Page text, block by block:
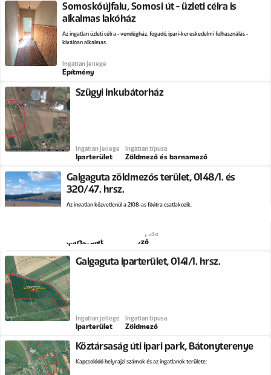
Somoskőújfalu, Somosi út - üzleti célra is
alkalmas lakóház
Az ingatlan üzleti célra - vendégház, fogadó, ipari-kereskedelmi felhasználás -
kiválóan alkalmas.
Ingatlan jellege
Építmény
Szügyi inkubátorház
Ingatlan jellege
Iparterület
Ingatlan típusa
Zöldmező és barnamező
Galgaguta zöldmezős terület, 0148/1. és
320/47. hrsz.
Az ingatlan közvetlenül a 2108-as főútra csatlakozik.
Iparterület
Ingatlan típusa
Zöldmező
Galgaguta iparterület, 0141/1. hrsz.
Ingatlan jellege
Iparterület
Ingatlan típusa
Zöldmező
Köztársaság úti ipari park, Bátonyterenye
Kapcsolódó helyrajzi számok és az ingatlanok területe: